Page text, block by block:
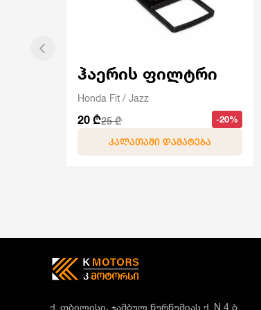
ჰაერის ფილტრი
Honda Fit / Jazz
20 ₾25 ₾ -20%
ᲙᲐᲚᲐᲗᲐᲨᲘ ᲓᲐᲛᲐᲢᲔᲑᲐ
ქ. თბილისი, ჯამბულ წურწუმიას ქ. N 4 ბ